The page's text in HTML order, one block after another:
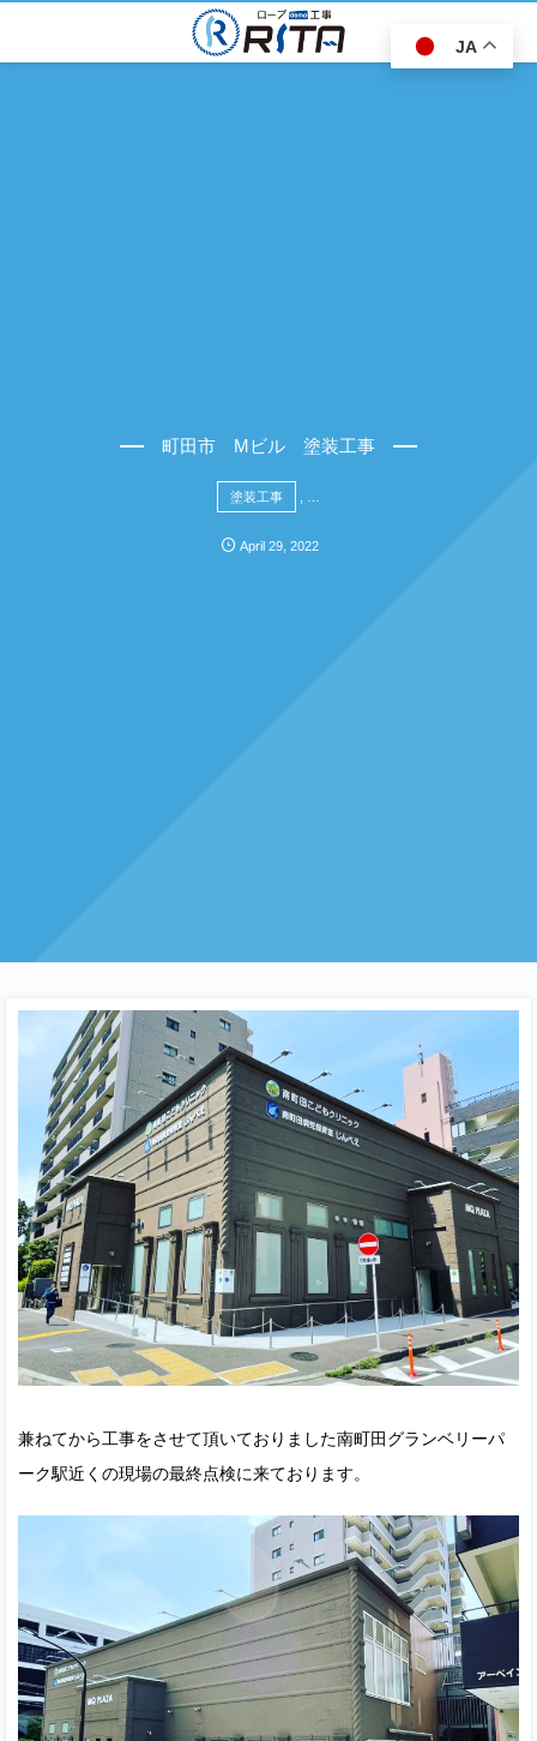
町田市 Mビル 塗装工事
塗装工事
April 29 ,2022
兼ねてから工事をさせて頂いておりました南町田グランベリーパ
ーク駅近くの現場の最終点検に来ております。
JA